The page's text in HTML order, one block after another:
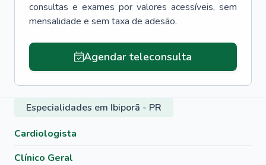
consultas e exames por valores acessíveis, sem
mensalidade e sem taxa de adesão.
Agendar teleconsulta
Especialidades em Ibiporã - PR
Cardiologista
Clínico Geral